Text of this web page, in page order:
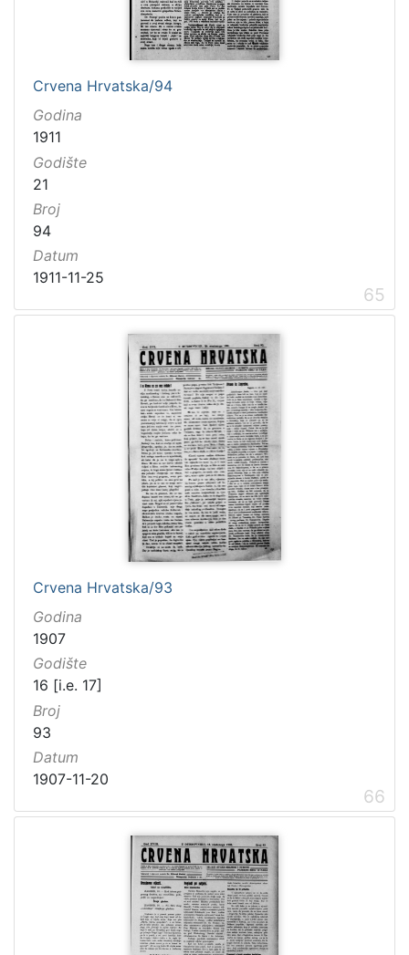
Crvena Hrvatska/94
Godina
1911
Godište
21
Broj
94
Datum
1911-11-25
65
Crvena Hrvatska/93
Godina
1907
Godište
16 [i.e. 17]
Broj
93
Datum
1907-11-20
66